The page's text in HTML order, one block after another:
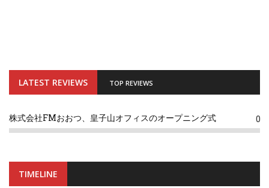
LATEST REVIEWS TOP REVIEWS
株式会社FMおおつ、皇子山オフィスのオープニング式 0
TIMELINE